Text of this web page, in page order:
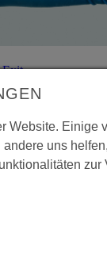
Exit
Website. Einige
uns
zur